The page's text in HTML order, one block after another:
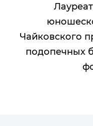
Чайковского
подопечных